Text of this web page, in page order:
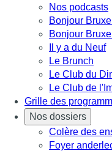
Nos podcasts
Bonjour
Bonjour
Il y a du Neuf
Le Brunch
Le Club du
Le Club de
Grille des
Nos dossiers
Colère des
Foyer